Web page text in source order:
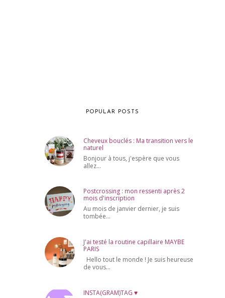
POPULAR POSTS
Cheveux bouclés : Ma transition vers le
naturel
Bonjour à tous, j'espère que vous
allez...
Postcrossing : mon ressenti après 2
mois d'inscription
Au mois de janvier dernier, je suis
tombée...
J'ai testé la routine capillaire MAYBE
PARIS
Hello tout le monde ! Je suis heureuse
de vous...
INSTA(GRAM)TAG ♥